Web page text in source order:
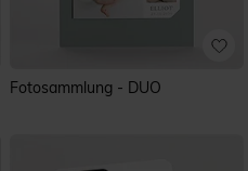
Fotosammlung - DUO